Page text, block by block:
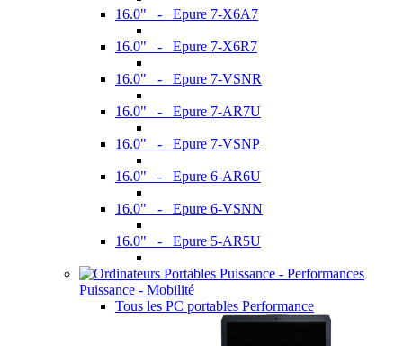
16.0" - Epure 7-X6A7
16.0" - Epure 7-X6R7
16.0" - Epure 7-VSNR
16.0" - Epure 7-AR7U
16.0" - Epure 7-VSNP
16.0" - Epure 6-AR6U
16.0" - Epure 6-VSNN
16.0" - Epure 5-AR5U
Puissance - Mobilité
Tous les PC portables Performance